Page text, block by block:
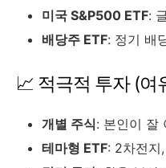
미국 S&P500 ETF:
배당주 ETF: 정기 배
📈 적극적 투자 (여
개별 주식: 본인이 잘
테마형 ETF: 2차전지